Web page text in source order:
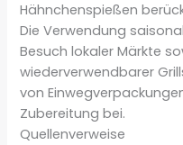
Hähnchenspießen
Die Verwendung
Besuch lokaler Märkte
wiederverwendbarer
von
Zubereitung bei.
Quellenverweise